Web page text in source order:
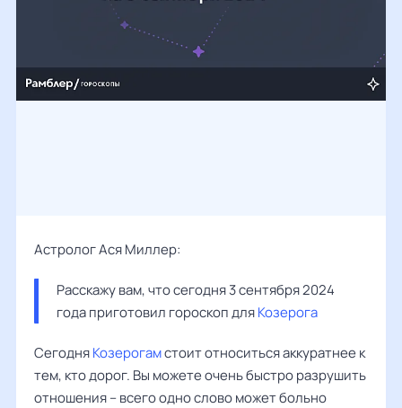
Астролог Ася Миллер:
Расскажу вам, что сегодня 3 сентября 2024
года приготовил гороскоп для Козерога
СегодняКозерогамстоит относиться аккуратнее к
тем, кто дорог. Вы можете очень быстро разрушить
отношения – всего одно слово может больно